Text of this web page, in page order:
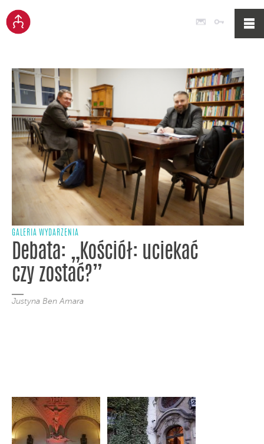
Poczta
GALERIA WYDARZENIA
Debata: „Kościół: uciekać
czy zostać?”
Justyna Ben Amara